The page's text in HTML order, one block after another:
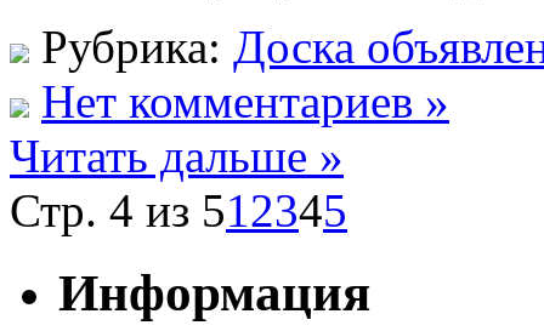
Рубрика: Доска
Нет комментариев »
Читать дальше »
Стр. 4 из 51 2345
Информация